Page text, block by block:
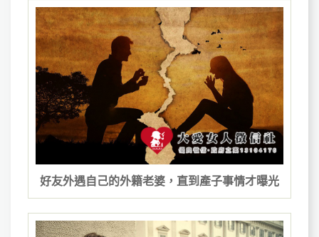
好友外遇自己的外籍老婆，直到產子事情才曝光